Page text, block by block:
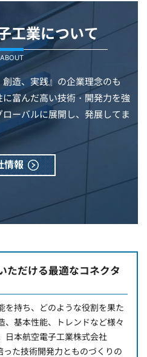
工業について
ABOUT
造、実践』の企業理念のも
富んだ高い技術・開発力を強
ーバルに展開し、発展してま
情報
ただける最適なコネクタ
を持ち、どのような役割を果た
、基本性能、トレンドなど様々
日本航空電子工業株式会社
った技術開発力とものづくりの